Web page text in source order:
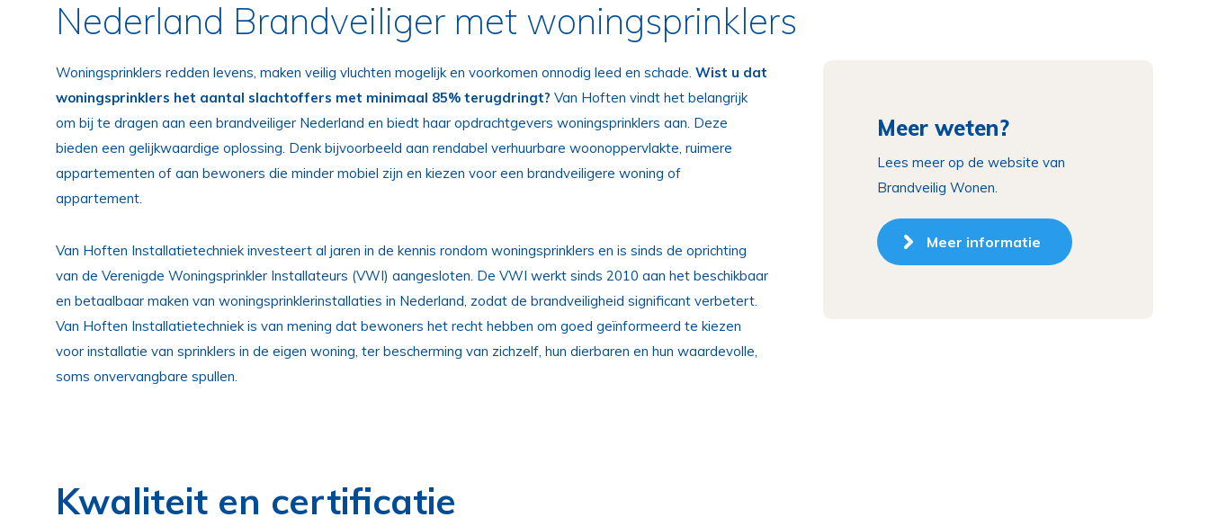
Nederland Brandveiliger met woningsprinklers
Woningsprinklers redden levens, maken veilig vluchten mogelijk en voorkomen onnodig leed en schade. Wist u dat
woningsprinklers het aantal slachtoffers met minimaal 85% terugdringt? Van Hoften vindt het belangrijk
om bij te dragen aan een brandveiliger Nederland en biedt haar opdrachtgevers woningsprinklers aan. Deze
bieden een gelijkwaardige oplossing. Denk bijvoorbeeld aan rendabel verhuurbare woonoppervlakte, ruimere
appartementen of aan bewoners die minder mobiel zijn en kiezen voor een brandveiligere woning of
appartement.
Van Hoften Installatietechniek investeert al jaren in de kennis rondom woningsprinklers en is sinds de oprichting
van de Verenigde Woningsprinkler Installateurs (VWI) aangesloten. De VWI werkt sinds 2010 aan het beschikbaar
en betaalbaar maken van woningsprinklerinstallaties in Nederland, zodat de brandveiligheid significant verbetert.
Van Hoften Installatietechniek is van mening dat bewoners het recht hebben om goed geïnformeerd te kiezen
voor installatie van sprinklers in de eigen woning, ter bescherming van zichzelf, hun dierbaren en hun waardevolle,
soms onvervangbare spullen.
Meer weten?
Lees meer op de website van
Brandveilig Wonen.
Meer informatie
Kwaliteit en certificatie